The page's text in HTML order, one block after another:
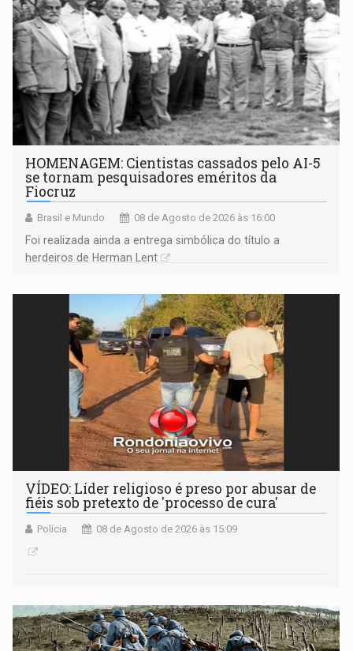
HOMENAGEM: Cientistas cassados pelo AI-5
se tornam pesquisadores eméritos da
Fiocruz
Brasil e Mundo 08 de Agosto de 2026 às 16:00
Foi realizada ainda a entrega simbólica do título a
herdeiros de Herman Lent
VÍDEO: Líder religioso é preso por abusar de
fiéis sob pretexto de 'processo de cura'
Polícia 08 de Agosto de 2026 às 15:09